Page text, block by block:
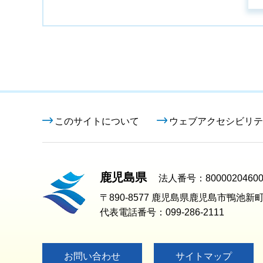
このサイトについて ウェブアクセシビリ
鹿児島県
法人番号：
〒890-8577 鹿児島県鹿児島市鴨池新
代表電話番号：099-286-2111
お問い合わせ サイトマップ